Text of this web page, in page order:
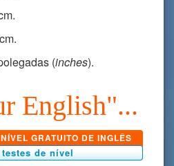
(inches).
English"...
GRATUITO DE INGLÊS
de nível